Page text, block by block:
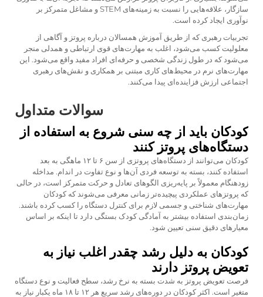
سازگار، علاقه‌هایی را نسبت به زمینه‌های STEM و مشاغل متمرکز بر
نوآوری ایجاد کرده است.
تجربیات رهبری که از طریق آموزش همسالان درباره پروتز و آگاهی از
معلولیت کسب می‌شود، اغلب به مهارت‌های قوی ارتباطی و همدلی منجر
می‌شود که در طول زندگی شخصی و حرفه‌ای افراد مفید واقع می‌شود. این
مهارت‌های نرم در محیط‌های کاری مبتنی بر همکاری و نقش‌های رهبری
اجتماعی ارزش فزاینده‌ای پیدا می‌کنند.
سوالات متداول
کودکان باید از چه سنی شروع به استفاده از
دستگاه‌های پروتز کنند
کودکان می‌توانند از دستگاه‌های پروتزی از سن ۶ تا ۱۲ ماهگی به بعد
استفاده کنند، بسته به توسعه فردی آن‌ها و نوع تفاوت در اندام. مداخله
زودهنگام معمولاً بر پایه‌ریزی الگوهای تعادل و حرکت متمرکز است، در حالی
که پروتزهای عملکردی پیچیده‌تر زمانی معرفی می‌شوند که کودکان
مهارت‌های شناختی و جسمی لازم برای کنترل دستگاه را کسب کرده باشند.
زمان‌بندی استفاده بیشتر به آمادگی کودک بستگی دارد تا اینکه بر اساس
معیارهای دقیق سنی تعیین شود.
کودکان به دلیل رشد چقدر اغلب نیاز به
تعویض پروتز دارند
فرصت تعویض پروتز به شدت بسته به نرخ رشد، سطح فعالیت و نوع دستگاه
متغیر است. اکثر کودکان در دوره‌های رشد سریع هر ۱۲ تا ۱۸ ماه یکبار نیاز به